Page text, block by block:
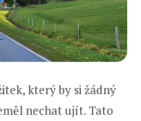
který by si žádný
nechat ujít. Tato